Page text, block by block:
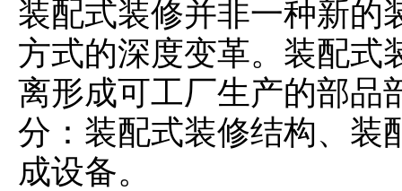
装配式装修并非一种新的
方式的深度变革。装配式
离形成可工厂生产的部品
分：装配式装修结构、装
成设备。